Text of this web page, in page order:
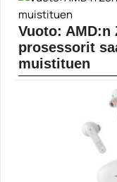
Toissaviikkoisessa
AMD
Vuoto: AMD:n
prosessorit
muistituen
AMD:n tulevat
perusteella saavan